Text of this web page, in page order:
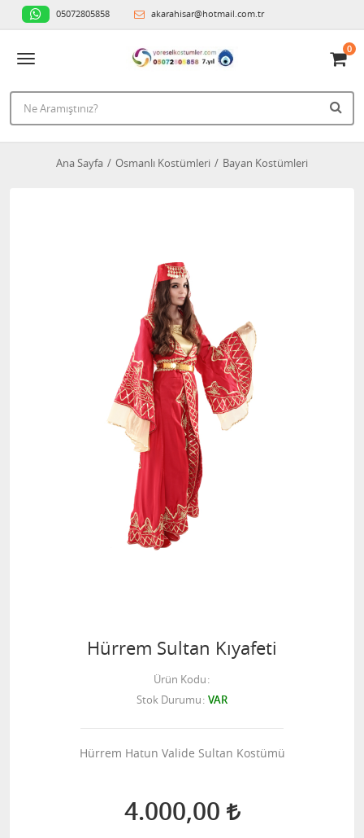
05072805858 akarahisar@hotmail.com.tr
0
Ana Sayfa Osmanlı Kostümleri Bayan Kostümleri
Hürrem Sultan Kıyafeti
Ürün Kodu
Stok Durumu VAR
Hürrem Hatun Valide Sultan Kostümü
4.000,00